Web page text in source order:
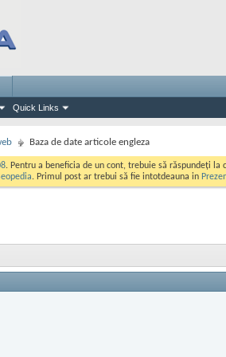
Quick Links
Baza de date articole engleza
. Pentru a beneficia de un cont, trebuie să răspundeți
. Primul post ar trebui să fie intotdeauna in